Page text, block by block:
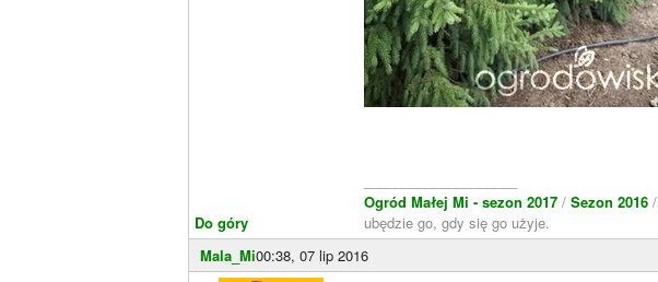
Do góry
Ogród Małej Mi - sezon 2017 / Sezon 2016 /
ubędzie go, gdy się go użyje.
Mala_Mi00:38, 07 lip 2016